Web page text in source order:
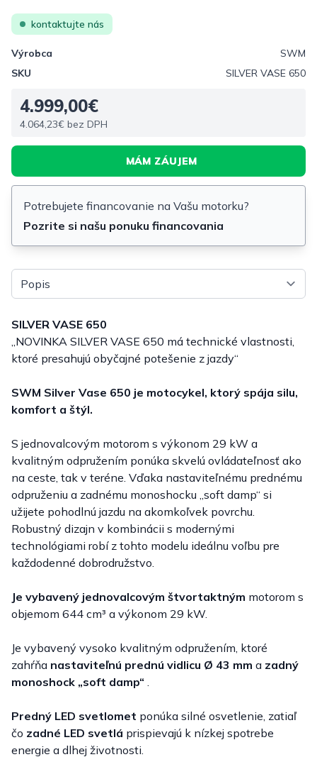
kontaktujte nás
Výrobca
SWM
SKU
SILVER VASE 650
4.999,00€
4.064,23€ bez DPH
MÁM ZÁUJEM
Potrebujete financovanie na Vašu motorku?
Pozrite si našu ponuku financovania
Vyberte tab
SILVER VASE 650
„NOVINKA SILVER VASE 650 má technické vlastnosti,
ktoré presahujú obyčajné potešenie z jazdy“
SWM Silver Vase 650 je motocykel, ktorý spája silu,
komfort a štýl.
S jednovalcovým motorom s výkonom 29 kW a
kvalitným odpružením ponúka skvelú ovládateľnosť ako
na ceste, tak v teréne. Vďaka nastaviteľnému prednému
odpruženiu a zadnému monoshocku „soft damp“ si
užijete pohodlnú jazdu na akomkoľvek povrchu.
Robustný dizajn v kombinácii s modernými
technológiami robí z tohto modelu ideálnu voľbu pre
každodenné dobrodružstvo.
Je vybavený jednovalcovým štvortaktným motorom s
objemom 644 cm³ a ​​výkonom 29 kW.
Je vybavený vysoko kvalitným odpružením, ktoré
zahŕňa nastaviteľnú prednú vidlicu Ø 43 mm a zadný
monoshock „soft damp“ .
Predný LED svetlomet ponúka silné osvetlenie, zatiaľ
čo zadné LED svetlá prispievajú k nízkej spotrebe
energie a dlhej životnosti.